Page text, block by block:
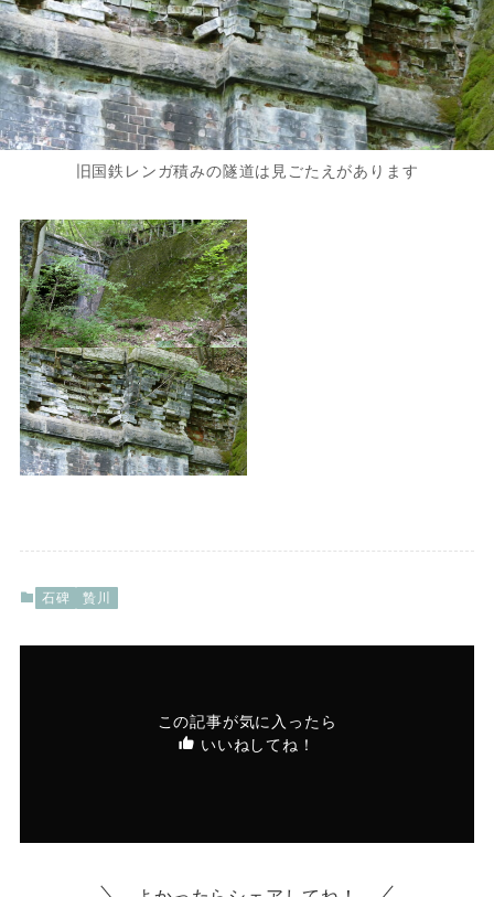
旧国鉄レンガ積みの隧道は見ごたえがあります
石碑 贄川
この記事が気に入ったら
いいねしてね！